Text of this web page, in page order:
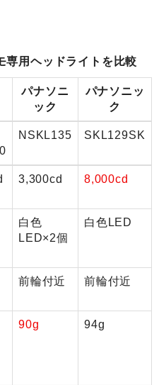
専用ヘッドライトを比較
パナソニ
ック
パナソニッ
ク
NSKL135 SKL129SK
3,300cd 8,000cd
白色
LED×2個
白色LED
前輪付近 前輪付近
90g 94g